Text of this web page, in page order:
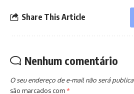
Share This Article
Nenhum comentário
O seu endereço de e-mail não será
são marcados com*